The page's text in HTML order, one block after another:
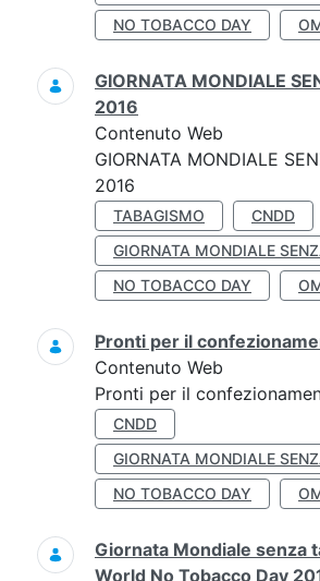
NO TOBACCO DAY
GIORNATA MONDIALE
2016
Contenuto Web
GIORNATA MONDIALE
2016
TABAGISMO
CNDD
GIORNATA MONDIALE
NO TOBACCO DAY
Pronti per il
Contenuto Web
Pronti per il
CNDD
GIORNATA MONDIALE
NO TOBACCO DAY
Giornata Mondiale senza
World No Tobacco Day